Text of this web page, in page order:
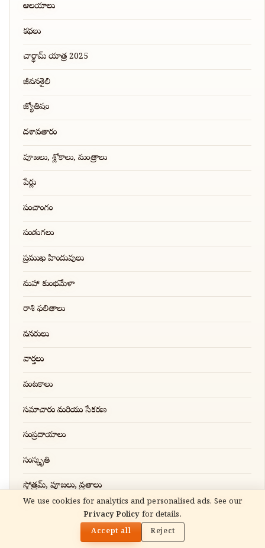
We use cookies for analytics and personalised ads. See our
Privacy Policyfor details.
Accept all Reject
ఆలయాలు
కథలు
చార్ధామ్ యాత్ర 2025
జీవనశైలి
జ్యోతిషం
దశావతారం
పూజలు, శ్లోకాలు, మంత్రాలు
పేర్లు
పంచాంగం
పండుగలు
ప్రముఖ హిందువులు
మహా కుంభమేళా
రాశి ఫలితాలు
వనరులు
వార్తలు
వంటకాలు
సమాచారం మరియు సేకరణ
సంప్రదాయాలు
సంస్కృతి
స్తోత్రమ్, పూజలు, వ్రతాలు
మాతా అమృతానందమయి (అమ్మ) జీవిత చరిత్ర: జీవితం,
బోధనలు, వారసత్వం